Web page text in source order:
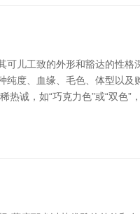
可儿工致的外形和豁达的性
纯度、血缘、毛色、体型以
热诚，如“巧克力色”或“双色